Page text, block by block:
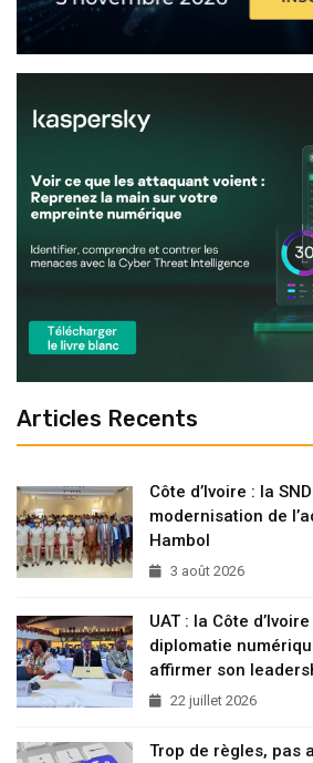
Articles Recents
Côte d’Ivoire : la
modernisation de
Hambol
3 août 2026
UAT : la Côte
diplomatie
affirmer son
22 juillet 2026
Trop de règles, pas